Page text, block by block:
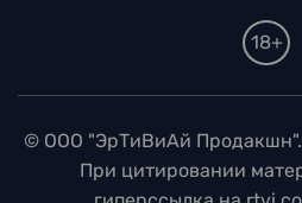
18+
© ООО "ЭрТиВиАй
При цитировании